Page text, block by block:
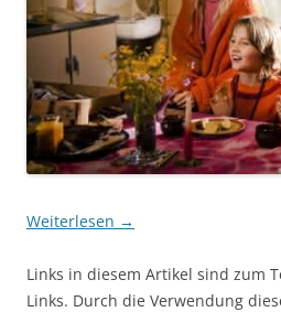
Weiterlesen →
Links in diesem Artikel sind zum
Links. Durch die Verwendung